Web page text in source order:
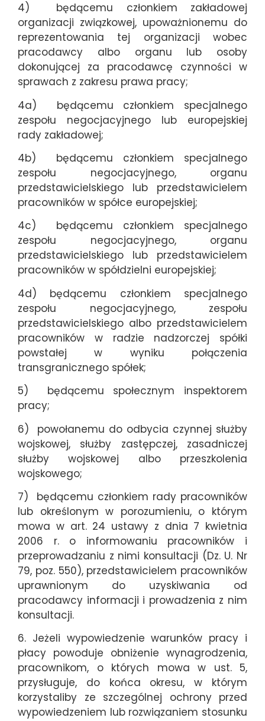
4) będącemu członkiem zakładowej
organizacji związkowej, upoważnionemu do
reprezentowania tej organizacji wobec
pracodawcy albo organu lub osoby
dokonującej za pracodawcę czynności w
sprawach z zakresu prawa pracy;
4a) będącemu członkiem specjalnego
zespołu negocjacyjnego lub europejskiej
rady zakładowej;
4b) będącemu członkiem specjalnego
zespołu negocjacyjnego, organu
przedstawicielskiego lub przedstawicielem
pracowników w spółce europejskiej;
4c) będącemu członkiem specjalnego
zespołu negocjacyjnego, organu
przedstawicielskiego lub przedstawicielem
pracowników w spółdzielni europejskiej;
4d) będącemu członkiem specjalnego
zespołu negocjacyjnego, zespołu
przedstawicielskiego albo przedstawicielem
pracowników w radzie nadzorczej spółki
powstałej w wyniku połączenia
transgranicznego spółek;
5) będącemu społecznym inspektorem
pracy;
6) powołanemu do odbycia czynnej służby
wojskowej, służby zastępczej, zasadniczej
służby wojskowej albo przeszkolenia
wojskowego;
7) będącemu członkiem rady pracowników
lub określonym w porozumieniu, o którym
mowa w art. 24 ustawy z dnia 7 kwietnia
2006 r. o informowaniu pracowników i
przeprowadzaniu z nimi konsultacji (Dz. U. Nr
79, poz. 550), przedstawicielem pracowników
uprawnionym do uzyskiwania od
pracodawcy informacji i prowadzenia z nim
konsultacji.
6. Jeżeli wypowiedzenie warunków pracy i
płacy powoduje obniżenie wynagrodzenia,
pracownikom, o których mowa w ust. 5,
przysługuje, do końca okresu, w którym
korzystaliby ze szczególnej ochrony przed
wypowiedzeniem lub rozwiązaniem stosunku